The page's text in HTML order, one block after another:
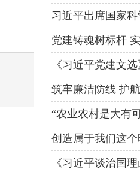
习近平出席国家
要讲话
党建铸魂树标杆
《习近平党建文
筑牢廉洁防线 护
“农业农村是大有
创造属于我们这
《习近平谈治国